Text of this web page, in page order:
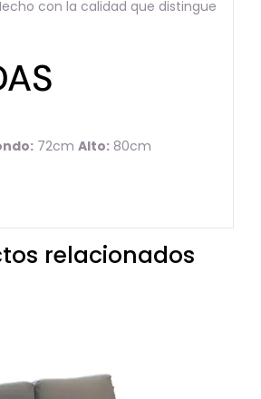
con la calidad que distingue
72cm Alto:80cm
relacionados